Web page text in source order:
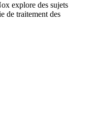
explore des sujets
de traitement des